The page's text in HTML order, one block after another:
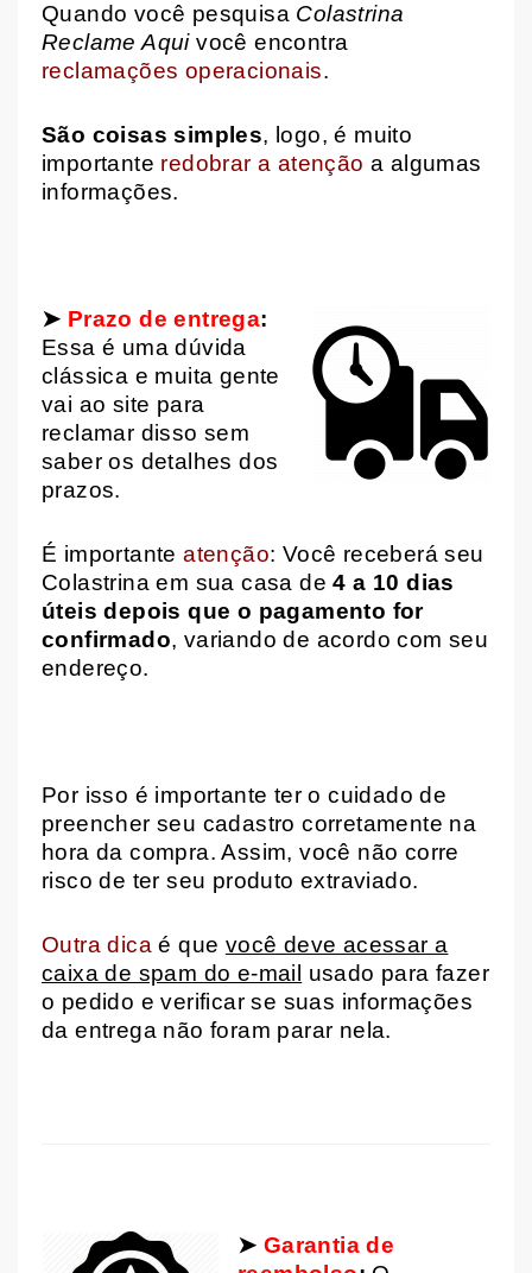
Quando você pesquisa Colastrina
Reclame Aquivocê encontra
reclamações operacionais.
São coisas simples, logo, é muito
importante redobrar a atenção a algumas
informações.
➤ Prazo de entrega:
Essa é uma dúvida
clássica e muita gente
vai ao site para
reclamar disso sem
saber os detalhes dos
prazos.
É importanteatenção: Você receberá seu
Colastrina em sua casa de4 a 10 dias
úteis depois que o pagamento for
confirmado, variando de acordo com seu
endereço.
Por isso é importante ter o cuidado de
preencher seu cadastro corretamente na
hora da compra. Assim, você não corre
risco de ter seu produto extraviado.
Outra dica é que você deve acessar a
caixa de spam do e-mail
usado para fazer
o pedido e verificar se suas informações
da entrega não foram parar nela.
➤ Garantia de